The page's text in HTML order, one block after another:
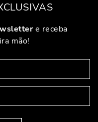
e receba
mão!